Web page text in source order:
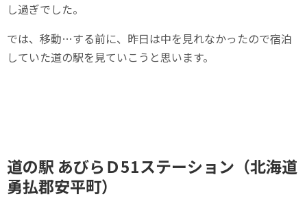
し過ぎでした。
では、移動…する前に、昨日は中を見れなかったので宿泊
していた道の駅を見ていこうと思います。
道の駅 あびらＤ51ステーション（北海道
勇払郡安平町）